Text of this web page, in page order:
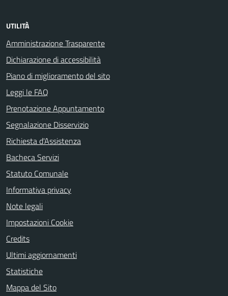
UTILITÀ
Amministrazione Trasparente
Dichiarazione di accessibilità
Piano di miglioramento del sito
Leggi le FAQ
Prenotazione Appuntamento
Segnalazione Disservizio
Richiesta d'Assistenza
Bacheca Servizi
Statuto Comunale
Informativa privacy
Note legali
Impostazioni Cookie
Credits
Ultimi aggiornamenti
Statistiche
Mappa del Sito